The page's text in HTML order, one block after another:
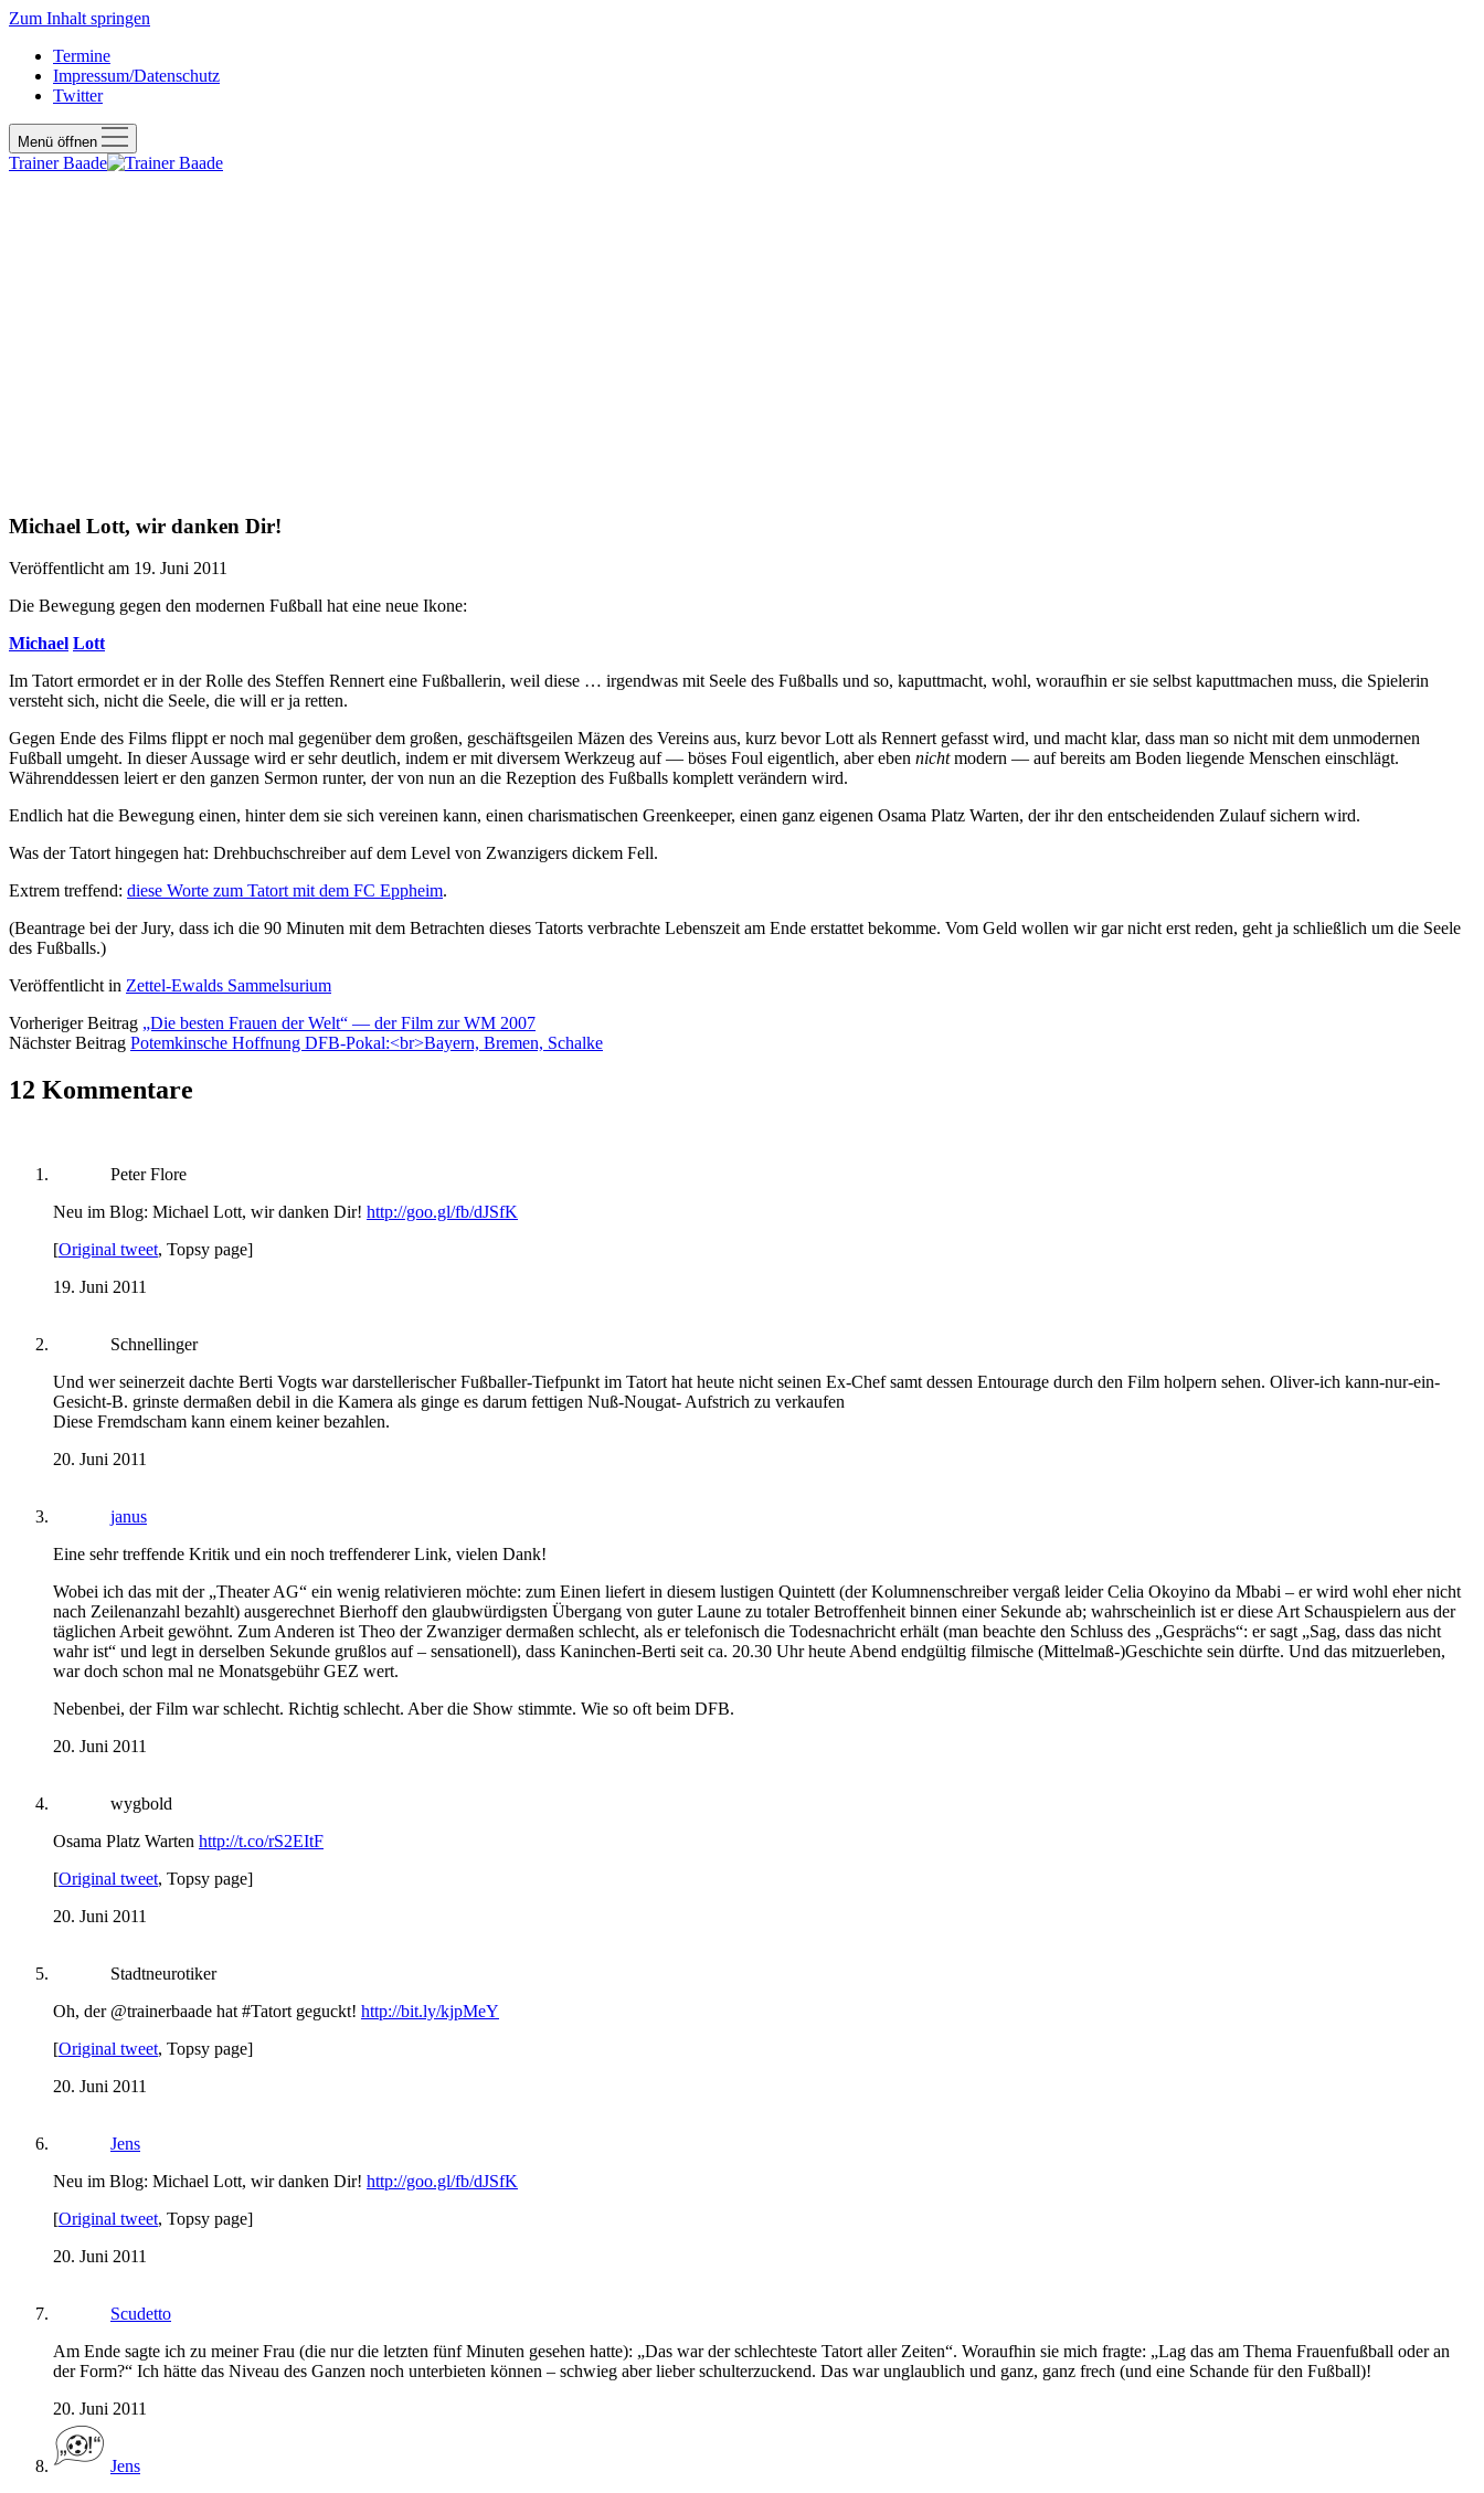
Zum Inhalt springen
Termine
Impressum/Datenschutz
Twitter
Menü öffnen
Trainer Baade
Michael Lott, wir danken Dir!
Veröffentlicht am 19. Juni 2011
Die Bewegung gegen den modernen Fußball hat eine neue Ikone:
Michael Lott
Im Tatort ermordet er in der Rolle des Steffen Rennert eine Fußballerin, weil diese … irgendwas mit Seele des Fußballs und so, kaputtmacht, wohl, woraufhin er sie selbst kaputtmachen muss, die Spielerin
versteht sich, nicht die Seele, die will er ja retten.
Gegen Ende des Films flippt er noch mal gegenüber dem großen, geschäftsgeilen Mäzen des Vereins aus, kurz bevor Lott als Rennert gefasst wird, und macht klar, dass man so nicht mit dem unmodernen
Fußball umgeht. In dieser Aussage wird er sehr deutlich, indem er mit diversem Werkzeug auf — böses Foul eigentlich, aber eben nichtmodern — auf bereits am Boden liegende Menschen einschlägt.
Währenddessen leiert er den ganzen Sermon runter, der von nun an die Rezeption des Fußballs komplett verändern wird.
Endlich hat die Bewegung einen, hinter dem sie sich vereinen kann, einen charismatischen Greenkeeper, einen ganz eigenen Osama Platz Warten, der ihr den entscheidenden Zulauf sichern wird.
Was der Tatort hingegen hat: Drehbuchschreiber auf dem Level von Zwanzigers dickem Fell.
Extrem treffend: diese Worte zum Tatort mit dem FC Eppheim.
(Beantrage bei der Jury, dass ich die 90 Minuten mit dem Betrachten dieses Tatorts verbrachte Lebenszeit am Ende erstattet bekomme. Vom Geld wollen wir gar nicht erst reden, geht ja schließlich um die Seele
des Fußballs.)
Veröffentlicht in Zettel-Ewalds Sammelsurium
Vorheriger Beitrag „Die besten Frauen der Welt“ — der Film zur WM 2007
Nächster Beitrag Potemkinsche Hoffnung DFB-Pokal:<br>Bayern, Bremen, Schalke
12 Kommentare
Peter Flore
Neu im Blog: Michael Lott, wir danken Dir! http://goo.gl/fb/dJSfK
[Original tweet, Topsy page]
19. Juni 2011
Schnellinger
Und wer seinerzeit dachte Berti Vogts war darstellerischer Fußballer-Tiefpunkt im Tatort hat heute nicht seinen Ex-Chef samt dessen Entourage durch den Film holpern sehen. Oliver-ich kann-nur-ein-
Gesicht-B. grinste dermaßen debil in die Kamera als ginge es darum fettigen Nuß-Nougat- Aufstrich zu verkaufen
Diese Fremdscham kann einem keiner bezahlen.
20. Juni 2011
janus
Eine sehr treffende Kritik und ein noch treffenderer Link, vielen Dank!
Wobei ich das mit der „Theater AG“ ein wenig relativieren möchte: zum Einen liefert in diesem lustigen Quintett (der Kolumnenschreiber vergaß leider Celia Okoyino da Mbabi – er wird wohl eher nicht
nach Zeilenanzahl bezahlt) ausgerechnet Bierhoff den glaubwürdigsten Übergang von guter Laune zu totaler Betroffenheit binnen einer Sekunde ab; wahrscheinlich ist er diese Art Schauspielern aus der
täglichen Arbeit gewöhnt. Zum Anderen ist Theo der Zwanziger dermaßen schlecht, als er telefonisch die Todesnachricht erhält (man beachte den Schluss des „Gesprächs“: er sagt „Sag, dass das nicht
wahr ist“ und legt in derselben Sekunde grußlos auf – sensationell), dass Kaninchen-Berti seit ca. 20.30 Uhr heute Abend endgültig filmische (Mittelmaß-)Geschichte sein dürfte. Und das mitzuerleben,
war doch schon mal ne Monatsgebühr GEZ wert.
Nebenbei, der Film war schlecht. Richtig schlecht. Aber die Show stimmte. Wie so oft beim DFB.
20. Juni 2011
wygbold
Osama Platz Warten http://t.co/rS2EItF
[Original tweet, Topsy page]
20. Juni 2011
Stadtneurotiker
Oh, der @trainerbaade hat #Tatort geguckt! http://bit.ly/kjpMeY
[Original tweet, Topsy page]
20. Juni 2011
Jens
Neu im Blog: Michael Lott, wir danken Dir! http://goo.gl/fb/dJSfK
[Original tweet, Topsy page]
20. Juni 2011
Scudetto
Am Ende sagte ich zu meiner Frau (die nur die letzten fünf Minuten gesehen hatte): „Das war der schlechteste Tatort aller Zeiten“. Woraufhin sie mich fragte: „Lag das am Thema Frauenfußball oder an
der Form?“ Ich hätte das Niveau des Ganzen noch unterbieten können – schwieg aber lieber schulterzuckend. Das war unglaublich und ganz, ganz frech (und eine Schande für den Fußball)!
20. Juni 2011
Jens